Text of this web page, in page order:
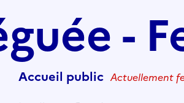
-
Accueil public Actuellement